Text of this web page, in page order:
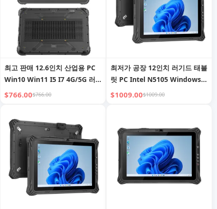
최고 판매 12.6인치 산업용 PC
Win10 Win11 I5 I7 4G/5G 러
기드 태블릿 (NFC 2D 바코드
$766.00$766.00
최저가 공장 12인치 러기드 태블
릿 PC Intel N5105 Windows
11 GPS NFC 2D 바코드 스캐너
$1009.00$1009.00